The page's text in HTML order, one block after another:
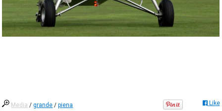
Media /grande /piena Like